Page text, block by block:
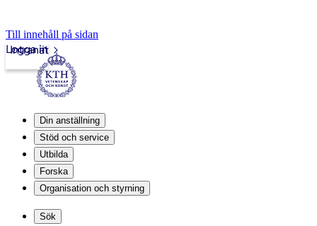
Till innehåll på sidan
Intranät
Logga in
Din anställning
Stöd och service
Utbilda
Forska
Organisation och styrning
Sök